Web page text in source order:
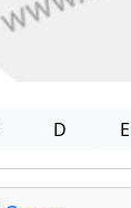
D E